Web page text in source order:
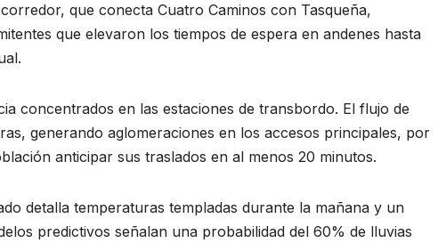
que conecta Cuatro Caminos con Tasqueña,
que elevaron los tiempos de espera en andenes hasta
concentrados en las estaciones de transbordo. El flujo de
generando aglomeraciones en los accesos principales, por
anticipar sus traslados en al menos 20 minutos.
detalla temperaturas templadas durante la mañana y un
predictivos señalan una probabilidad del 60% de lluvias